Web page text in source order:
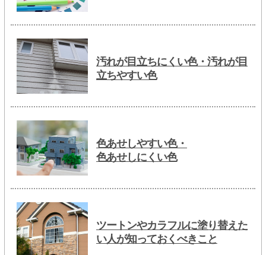
汚れが目立ちにくい色・汚れが目
立ちやすい色
色あせしやすい色・
色あせしにくい色
ツートンやカラフルに塗り替えた
い人が知っておくべきこと